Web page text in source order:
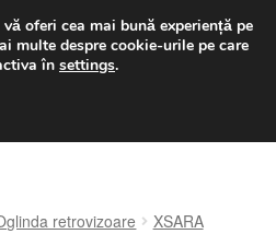
p.m.031 229 6816
retrovizoare
XSARA
oferi cea mai bună experiență pe
multe despre cookie-urile pe care
în settings.